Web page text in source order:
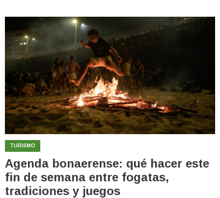
TURISMO
Agenda bonaerense: qué hacer este
fin de semana entre fogatas,
tradiciones y juegos